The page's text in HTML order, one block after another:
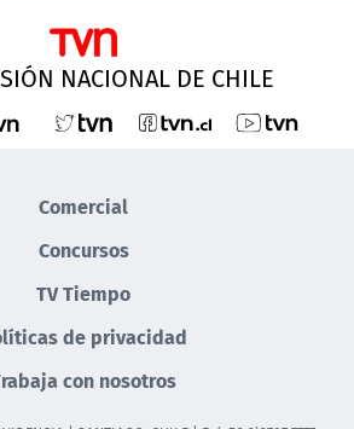
NACIONAL DE CHILE
Comercial
Concursos
TV Tiempo
de privacidad
con nosotros